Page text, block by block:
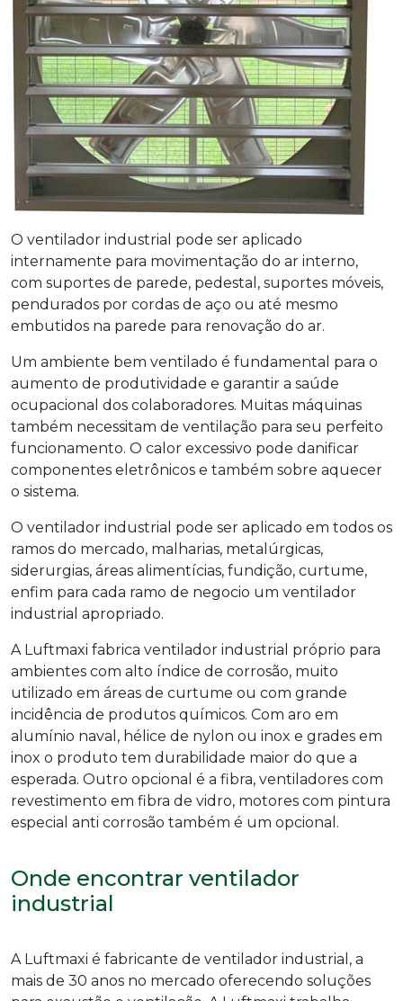
O ventilador industrial pode ser aplicado
internamente para movimentação do ar interno,
com suportes de parede, pedestal, suportes móveis,
pendurados por cordas de aço ou até mesmo
embutidos na parede para renovação do ar.
Um ambiente bem ventilado é fundamental para o
aumento de produtividade e garantir a saúde
ocupacional dos colaboradores. Muitas máquinas
também necessitam de ventilação para seu perfeito
funcionamento. O calor excessivo pode danificar
componentes eletrônicos e também sobre aquecer
o sistema.
O ventilador industrial pode ser aplicado em todos os
ramos do mercado, malharias, metalúrgicas,
siderurgias, áreas alimentícias, fundição, curtume,
enfim para cada ramo de negocio um ventilador
industrial apropriado.
A Luftmaxi fabrica ventilador industrial próprio para
ambientes com alto índice de corrosão, muito
utilizado em áreas de curtume ou com grande
incidência de produtos químicos. Com aro em
alumínio naval, hélice de nylon ou inox e grades em
inox o produto tem durabilidade maior do que a
esperada. Outro opcional é a fibra, ventiladores com
revestimento em fibra de vidro, motores com pintura
especial anti corrosão também é um opcional.
Onde encontrar ventilador
industrial
A Luftmaxi é fabricante de ventilador industrial , a
mais de 30 anos no mercado oferecendo soluções